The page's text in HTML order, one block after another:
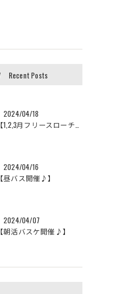
Recent Posts
2024/04/18
【1,2,3月フリースローチャレンジ結果発表♪】
2024/04/16
【昼バス開催♪】
2024/04/07
【朝活バスケ開催♪】